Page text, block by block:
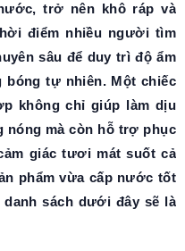
trở nên khô ráp và
điểm nhiều người tìm
sâu để duy trì độ ẩm
bóng tự nhiên. Một chiếc
không chỉ giúp làm dịu
nóng mà còn hỗ trợ phục
giác tươi mát suốt cả
phẩm vừa cấp nước tốt
sách dưới đây sẽ là